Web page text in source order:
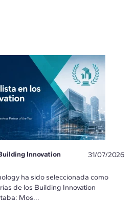
Innovation
31/07/2026
ha sido seleccionada como
de los Building Innovation
Mos...